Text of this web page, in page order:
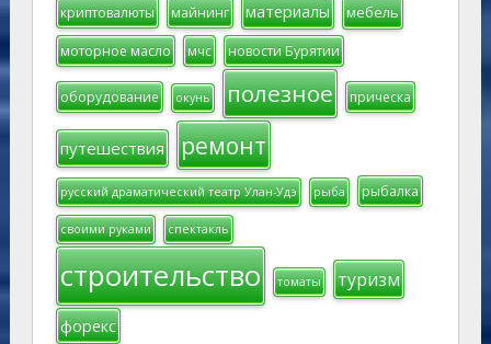
криптовалюты майнинг материалы мебель
моторное масло мчс новости Бурятии
оборудование окунь полезное прическа
путешествия ремонт
русский драматический театр Улан-Удэ рыба рыбалка
своими руками спектакль
строительство томаты туризм
форекс